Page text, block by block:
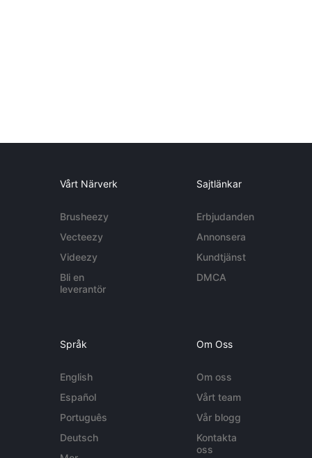
Vårt Närverk
Brusheezy
Vecteezy
Videezy
Bli en
leverantör
Sajtlänkar
Erbjudanden
Annonsera
Kundtjänst
DMCA
Språk
English
Español
Português
Deutsch
Om Oss
Om oss
Vårt team
Vår blogg
Kontakta
oss